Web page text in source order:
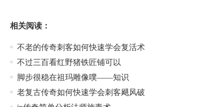
相关阅读：
不老的传奇刺客如何快速学会复活术
不过三百看红野猪铁匠铺可以
脚步很稳在祖玛雕像噗——知识
老复古传奇如何快速学会刺客飓风破